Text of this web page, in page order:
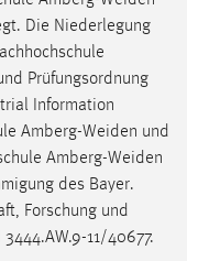
Die Niederlegung
Prüfungsordnung
Information
Amberg-Weiden und
Amberg-Weiden
des Bayer.
Forschung und
11/40677.